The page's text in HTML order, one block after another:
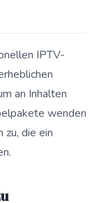
IPTV-
an Inhalten
wenden
zu, die ein